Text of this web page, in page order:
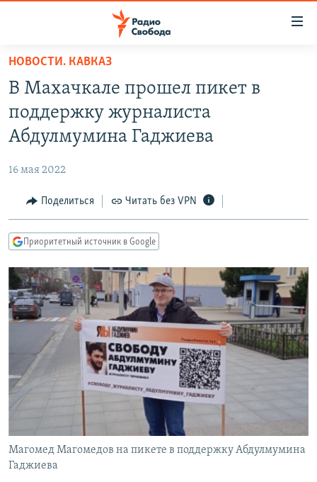
упрощенного
доступа
основному
Вернутся
Вернутся
поиску
АВТОРСКИЕ ПРОЕКТЫ
МНЕНИЯ
КУЛЬТУРА
КАВКАЗ.РЕАЛИИ
СЕВЕР.РЕАЛИИ
СИБИРЬ.РЕАЛИИ
РАСПИСАНИЕ ВЕЩАНИЯ
ПОДПИШИТЕСЬ НА РАССЫЛКУ
СОЦИАЛЬНЫЕ СЕТИ
НОВОСТИ. КАВКАЗ
В Махачкале прошел пикет в
поддержку журналиста
Абдулмумина Гаджиева
16 мая 2022
Поделиться Читать без VPN
Приоритетный источник в Google
Магомед Магомедов на пикете в поддержку Абдулмумина
Гаджиева